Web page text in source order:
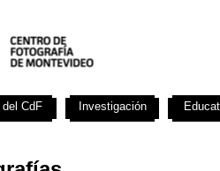
CdF Investigación